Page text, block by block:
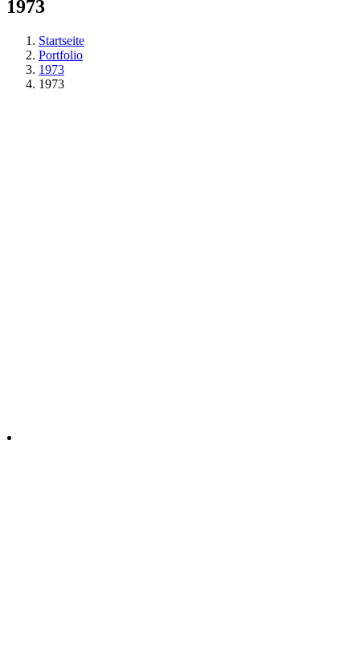
1973
Startseite
Portfolio
1973
1973